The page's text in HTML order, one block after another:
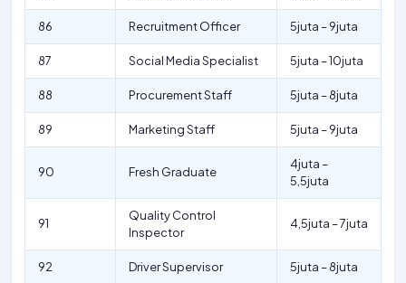
86 Recruitment Officer 5juta – 9juta
87 Social Media Specialist 5juta – 10juta
88 Procurement Staff 5juta – 8juta
89 Marketing Staff 5juta – 9juta
90 Fresh Graduate
4juta –
5,5juta
91
Quality Control
Inspector
4,5juta – 7juta
92 Driver Supervisor 5juta – 8juta